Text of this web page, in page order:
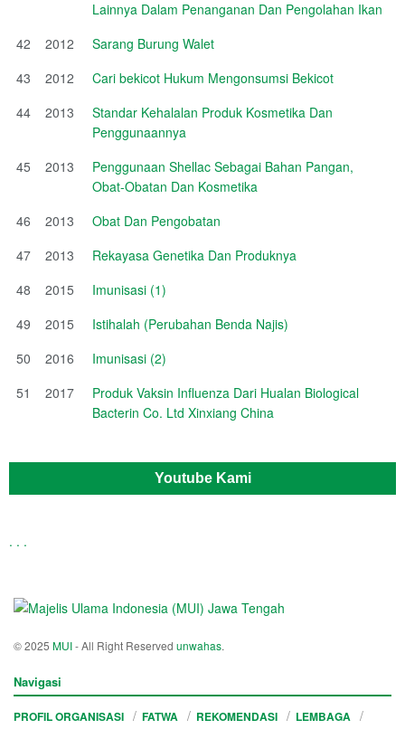
Lainnya Dalam Penanganan Dan Pengolahan Ikan
42
2012
Sarang Burung Walet
43
2012
Cari bekicot Hukum Mengonsumsi Bekicot
44
2013
Standar Kehalalan Produk Kosmetika Dan
Penggunaannya
45
2013
Penggunaan Shellac Sebagai Bahan Pangan,
Obat-Obatan Dan Kosmetika
46
2013
Obat Dan Pengobatan
47
2013
Rekayasa Genetika Dan Produknya
48
2015
Imunisasi (1)
49
2015
Istihalah (Perubahan Benda Najis)
50
2016
Imunisasi (2)
51
2017
Produk Vaksin Influenza Dari Hualan Biological
Bacterin Co. Ltd Xinxiang China
Youtube Kami
. . .
© 2025 MUI- All Right Reserved unwahas.
Navigasi
PROFIL ORGANISASI FATWA REKOMENDASI
LEMBAGA